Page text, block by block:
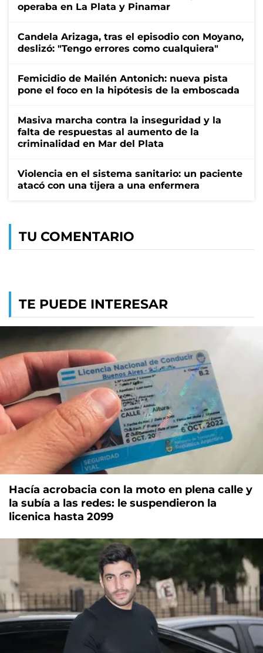
operaba en La Plata y Pinamar
Candela Arizaga, tras el episodio con Moyano,
deslizó: "Tengo errores como cualquiera"
Femicidio de Mailén Antonich: nueva pista
pone el foco en la hipótesis de la emboscada
Masiva marcha contra la inseguridad y la
falta de respuestas al aumento de la
criminalidad en Mar del Plata
Violencia en el sistema sanitario: un paciente
atacó con una tijera a una enfermera
TU COMENTARIO
TE PUEDE INTERESAR
Hacía acrobacia con la moto en plena calle y
la subía a las redes: le suspendieron la
licenica hasta 2099